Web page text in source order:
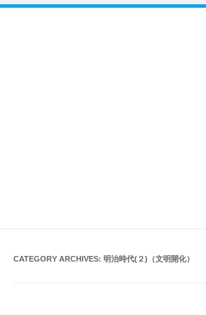
CATEGORY ARCHIVES: 明治時代(２)（文明開化）